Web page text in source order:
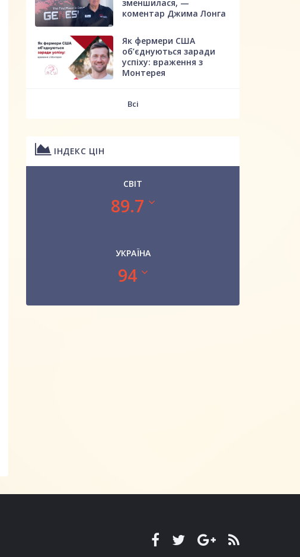
зменшилася, —
коментар Джима Лонга
Як фермери США
об’єднуються заради
успіху: враження з
Монтерея
Всі
ІНДЕКС ЦІН
СВІТ
89.7
УКРАЇНА
94